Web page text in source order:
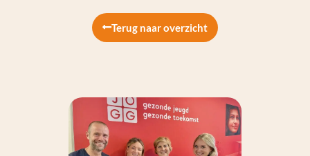
Terug naar overzicht